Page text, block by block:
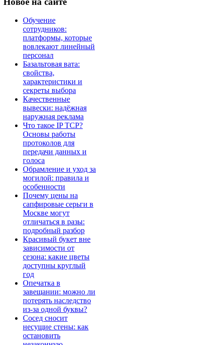
Обучение
сотрудников:
платформы, которые
вовлекают линейный
персонал
Базальтовая вата:
свойства,
характеристики и
секреты выбора
Качественные
вывески: надёжная
наружная реклама
Что такое IP TCP?
Основы работы
протоколов для
передачи данных и
голоса
Обрамление и уход за
могилой: правила и
особенности
Почему цены на
сапфировые серьги в
Москве могут
отличаться в разы:
подробный разбор
Красивый букет вне
зависимости от
сезона: какие цветы
доступны круглый
год
Опечатка в
завещании: можно ли
потерять наследство
из-за одной буквы?
Сосед сносит
несущие стены: как
остановить